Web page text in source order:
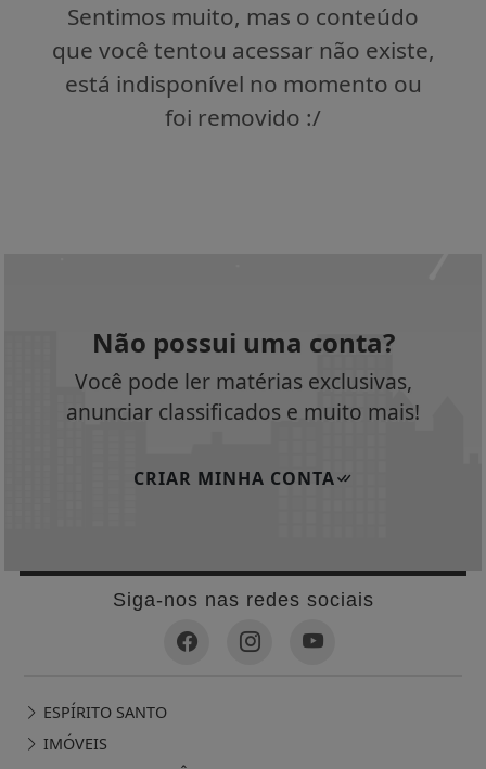
Sentimos muito, mas o conteúdo
que você tentou acessar não existe,
está indisponível no momento ou
foi removido :/
Não possui uma conta?
Você pode ler matérias exclusivas,
anunciar classificados e muito mais!
CRIAR MINHA CONTA
Siga-nos nas redes sociais
ESPÍRITO SANTO
IMÓVEIS